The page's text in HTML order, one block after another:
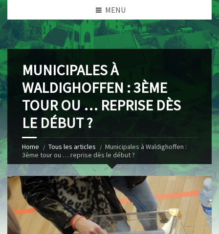
MENU
MUNICIPALES À
WALDIGHOFFEN : 3ÈME
TOUR OU … REPRISE DÈS
LE DÉBUT ?
Home Tous les articles
Municipales à Waldighoffen :
3ème tour ou … reprise dès le début ?